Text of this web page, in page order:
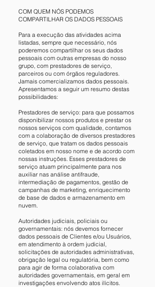
COM QUEM NÓS PODEMOS
COMPARTILHAR OS DADOS PESSOAIS
Para a execução das atividades acima
listadas, sempre que necessário, nós
poderemos compartilhar os seus dados
pessoais com outras empresas do nosso
grupo, com prestadores de serviço,
parceiros ou com órgãos reguladores.
Jamais comercializamos dados pessoais.
Apresentamos a seguir um resumo destas
possibilidades:
Prestadores de serviço: para que possamos
disponibilizar nossos produtos e prestar os
nossos serviços com qualidade, contamos
com a colaboração de diversos prestadores
de serviço, que tratam os dados pessoais
coletados em nosso nome e de acordo com
nossas instruções. Esses prestadores de
serviço atuam principalmente para nos
auxiliar nas análise antifraude,
intermediação de pagamentos, gestão de
campanhas de marketing, enriquecimento
de base de dados e armazenamento em
nuvem.
Autoridades judiciais, policiais ou
governamentais: nós devemos fornecer
dados pessoais de Clientes e/ou Usuários,
em atendimento à ordem judicial,
solicitações de autoridades administrativas,
obrigação legal ou regulatória, bem como
para agir de forma colaborativa com
autoridades governamentais, em geral em
investigações envolvendo atos ilícitos.